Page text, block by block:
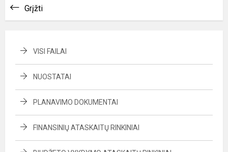
Grįžti
VISI FAILAI
NUOSTATAI
PLANAVIMO DOKUMENTAI
FINANSINIŲ ATASKAITŲ RINKINIAI